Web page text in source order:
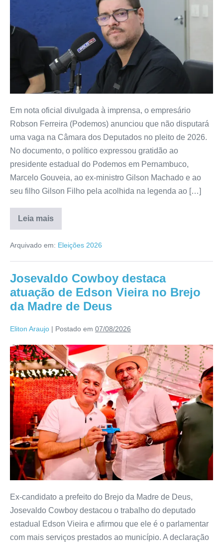
Em nota oficial divulgada à imprensa, o empresário
Robson Ferreira (Podemos) anunciou que não disputará
uma vaga na Câmara dos Deputados no pleito de 2026.
No documento, o político expressou gratidão ao
presidente estadual do Podemos em Pernambuco,
Marcelo Gouveia, ao ex-ministro Gilson Machado e ao
seu filho Gilson Filho pela acolhida na legenda ao […]
Leia mais
Arquivado em: Eleições 2026
Josevaldo Cowboy destaca
atuação de Edson Vieira no Brejo
da Madre de Deus
Eliton Araujo | Postado em 07/08/2026
Ex-candidato a prefeito do Brejo da Madre de Deus,
Josevaldo Cowboy destacou o trabalho do deputado
estadual Edson Vieira e afirmou que ele é o parlamentar
com mais serviços prestados ao município. A declaração